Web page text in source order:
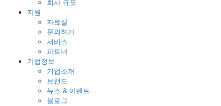
회사 규모
지원
자료실
문의하기
서비스
파트너
기업정보
기업소개
브랜드
뉴스 & 이벤트
블로그